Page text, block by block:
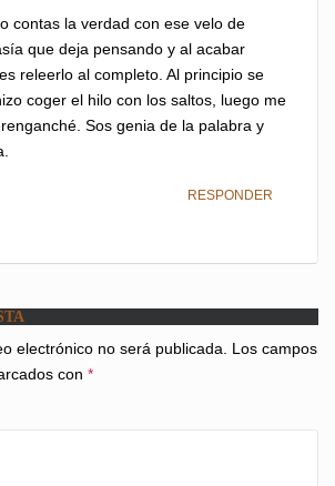
contas la verdad con ese velo de
que deja pensando y al acabar
releerlo al completo. Al principio se
coger el hilo con los saltos, luego me
Sos genia de la palabra y
RESPONDER
electrónico no será publicada. Los campos
con *